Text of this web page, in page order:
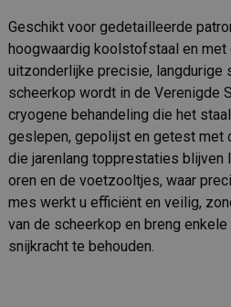
Geschikt voor gedetailleerde
hoogwaardig koolstofstaal en
uitzonderlijke precisie, langdurige
scheerkop wordt in de Verenigde
cryogene behandeling die het
geslepen, gepolijst en getest met
die jarenlang topprestaties
oren en de voetzooltjes, waar
mes werkt u efficiënt en veilig,
van de scheerkop en breng
snijkracht te behouden.